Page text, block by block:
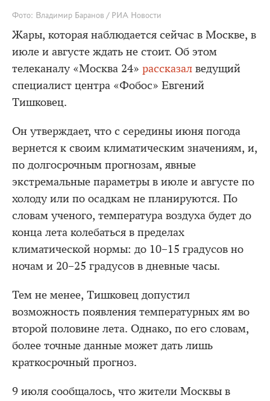
Фото: Владимир Баранов / РИА Новости
Жары, которая наблюдается сейчас в Москве, в
июле и августе ждать не стоит. Об этом
телеканалу «Москва 24» рассказал ведущий
специалист центра «Фобос» Евгений
Тишковец.
Он утверждает, что с середины июня погода
вернется к своим климатическим значениям, и,
по долгосрочным прогнозам, явные
экстремальные параметры в июле и августе по
холоду или по осадкам не планируются. По
словам ученого, температура воздуха будет до
конца лета колебаться в пределах
климатической нормы: до 10–15 градусов но
ночам и 20–25 градусов в дневные часы.
Тем не менее, Тишковец допустил
возможность появления температурных ям во
второй половине лета. Однако, по его словам,
более точные данные может дать лишь
краткосрочный прогноз.
9 июля сообщалось, что жители Москвы в